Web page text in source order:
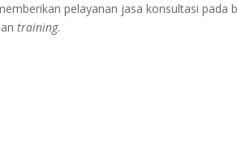
pelayanan jasa konsultasi
training.